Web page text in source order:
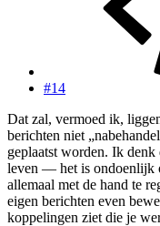
#14
Dat zal, vermoed ik,
berichten niet
geplaatst worden. Ik
leven — het is ondoenlijk
allemaal met de hand te
eigen berichten even
koppelingen ziet die je